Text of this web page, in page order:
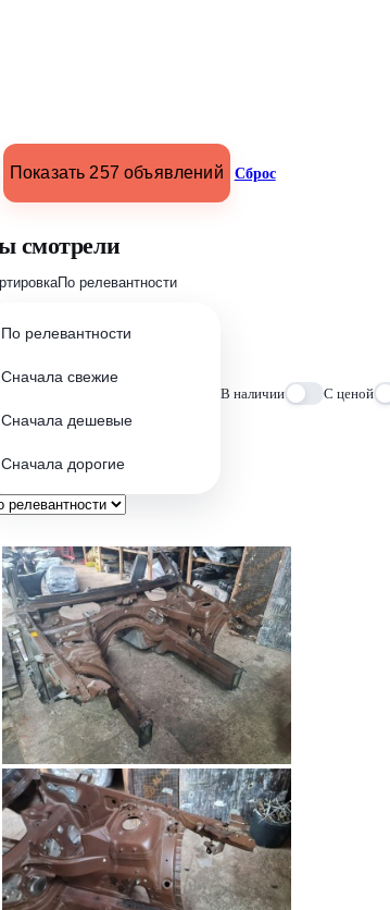
Показать 257 объявлений Сброс
смотрели
По релевантности
По релевантности
Сначала свежие
Сначала дешевые
Сначала дорогие
В наличии С ценой